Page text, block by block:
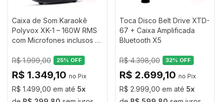
Caixa de Som Karaokê
Polyvox XK-1 – 160W RMS
com Microfones inclusos e
25% OFF
R$ 1.999,00
R$ 1.349,10
R$ 1.499,00
5
Toca Disco Belt Drive XTD-
67 + Caixa Amplificada
Bluetooth X5
32% OFF
R$ 4.398,00
R$ 2.699,10
R$ 2.999,00
5